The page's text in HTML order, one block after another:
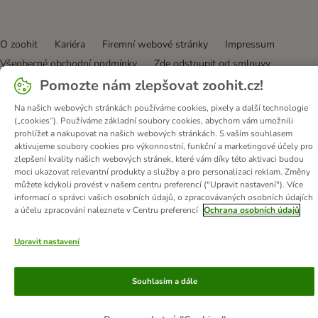
O zoohit Kariéra Firemní webové stránky
Impressum
Všeobecné obchodní podmínky
Zde odstoupit od smlouvy
Zákon o digitálních službách
Likvidace baterií
Kontakt
Poštovné a dodací termín
Způsoby platby
Partnerský program
Ochrana osobních údajů
Ochrana osobních údajů
Prohlášení o přístupnosti
© zooplus SE 2026
Pomozte nám zlepšovat zoohit.cz!
Na našich webových stránkách používáme cookies, pixely a další technologie
(„cookies“). Používáme základní soubory cookies, abychom vám umožnili
prohlížet a nakupovat na našich webových stránkách. S vaším souhlasem
aktivujeme soubory cookies pro výkonnostní, funkční a marketingové účely pro
zlepšení kvality našich webových stránek, které vám díky této aktivaci budou
moci ukazovat relevantní produkty a služby a pro personalizaci reklam. Změny
můžete kdykoli provést v našem centru preferencí ("Upravit nastavení"). Více
informací o správci vašich osobních údajů, o zpracovávaných osobních údajích
a účelu zpracování naleznete v Centru preferencí Ochrana osobních údajů
Upravit nastavení
Souhlasím a dále